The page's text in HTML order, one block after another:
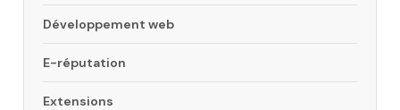
Développement web
E-réputation
Extensions